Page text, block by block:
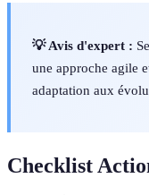
💡 Avis d'expert :
une approche agile
adaptation aux
Checklist